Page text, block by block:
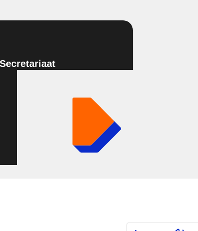
pagina (opent in nieuw tabblad)